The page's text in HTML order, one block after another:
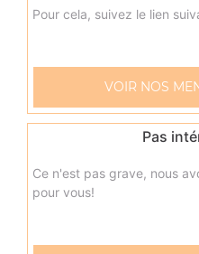
oeuf
napolitaine
Base sauce tomate,
Pour cela, suivez le lien
VOIR NOS
Pas
Ce n'est pas grave, nous
pour vous!